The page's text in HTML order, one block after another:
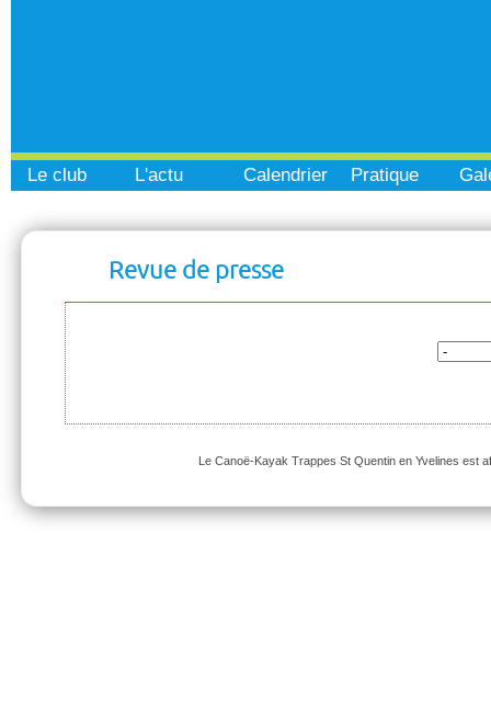
Le club L'actu Calendrier Pratique
Revue de presse
Le Canoë-Kayak Trappes St Quentin en Yvelines est